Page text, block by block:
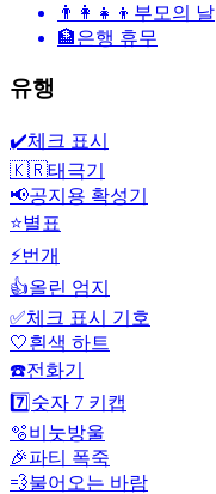
👨‍👩‍👧‍👦 부모의 날
🏦은행 휴무
유행
✔️체크 표시
🇰🇷태극기
📢공지용 확성기
⭐별표
⚡번개
👍올린 엄지
✅체크 표시 기호
🤍흰색 하트
☎️전화기
7️⃣ 숫자 7 키캡
🫧비눗방울
🎉파티 폭죽
💨불어오는 바람